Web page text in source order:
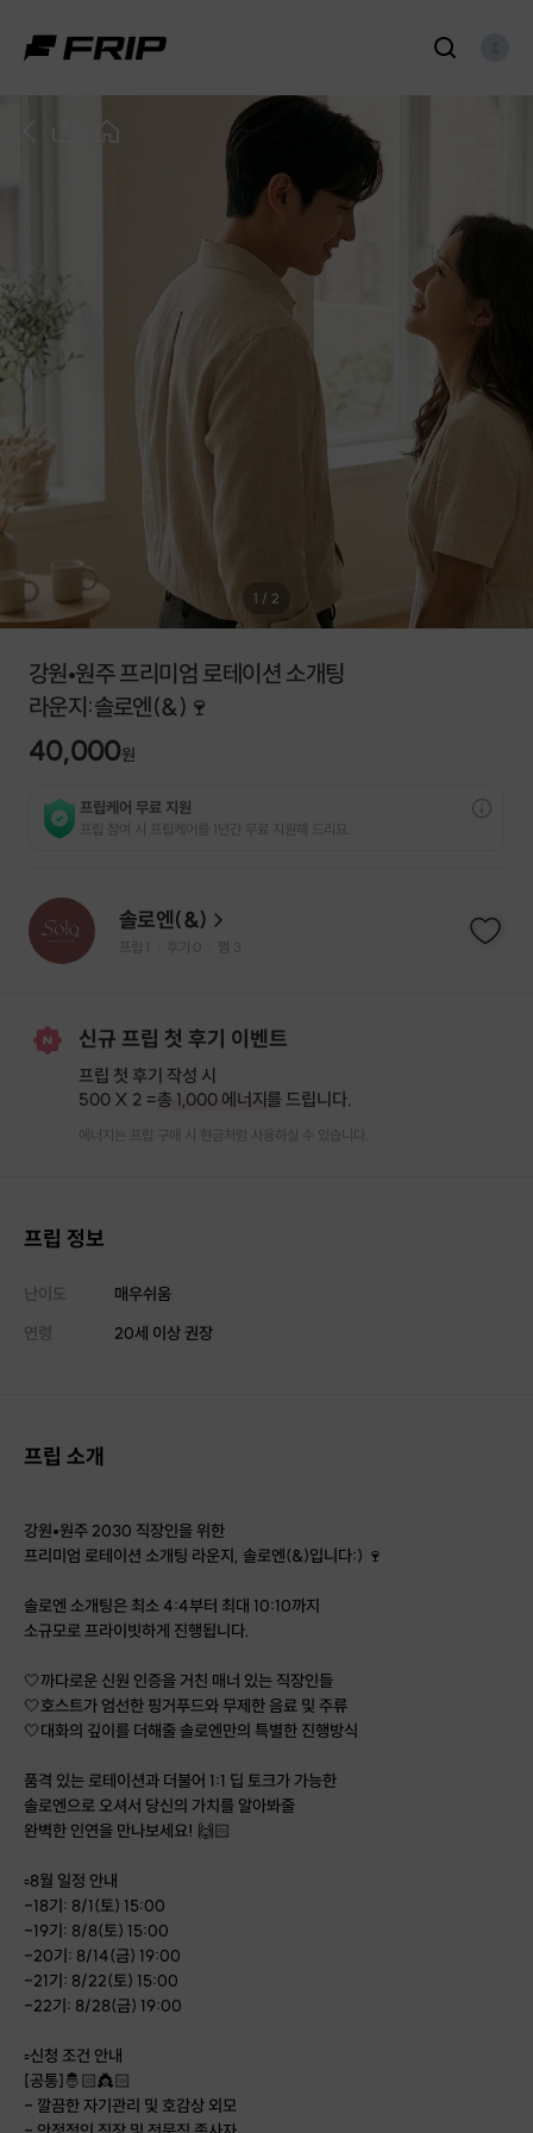
1 / 2
강원•원주 프리미엄 로테이션 소개팅
라운지:솔로엔(&)🍷
40,000원
프립케어 무료 지원
프립 참여 시 프립케어를 1년간 무료 지원해 드리요.
솔로엔(&)
프립 후기 0 찜 3
신규 프립 첫 후기 이벤트
프립 첫 후기 작성 시
500 X 2 =총 1,000 에너지를 드립니다.
에너지는 프립 구매 시 현금처럼 사용하실 수 있습니다.
프립 정보
난이도
매우쉬움
연령
20세 이상 권장
프립 소개
강원•원주 2030 직장인을 위한
프리미엄 로테이션 소개팅 라운지, 솔로엔(&)입니다:) 🍷
솔로엔 소개팅은 최소 4:4부터 최대 10:10까지
소규모로 프라이빗하게 진행됩니다.
🤍까다로운 신원 인증을 거친 매너 있는 직장인들
🤍호스트가 엄선한 핑거푸드와 무제한 음료 및 주류
🤍대화의 깊이를 더해줄 솔로엔만의 특별한 진행방식
품격 있는 로테이션과 더불어 1:1 딥 토크가 가능한
솔로엔으로 오셔서 당신의 가치를 알아봐줄
완벽한 인연을 만나보세요! 🙌🏻
▫️8월 일정 안내
-18기: 8/1(토) 15:00
-19기: 8/8(토) 15:00
-20기: 8/14(금) 19:00
-21기: 8/22(토) 15:00
-22기: 8/28(금) 19:00
▫️신청 조건 안내
[공통]🤴🏻👸🏻
- 깔끔한 자기관리 및 호감상 외모